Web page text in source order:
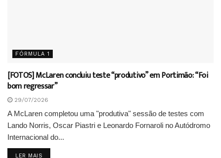
FÓRMULA 1
[FOTOS] McLaren concluiu teste “produtivo” em Portimão: “Foi
bom regressar”
29/07/2026
A McLaren completou uma "produtiva" sessão de testes com
Lando Norris, Oscar Piastri e Leonardo Fornaroli no Autódromo
Internacional do...
LER MAIS